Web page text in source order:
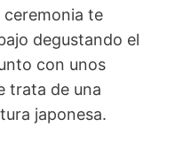
ceremonia te
degustando el
con unos
trata de una
japonesa.